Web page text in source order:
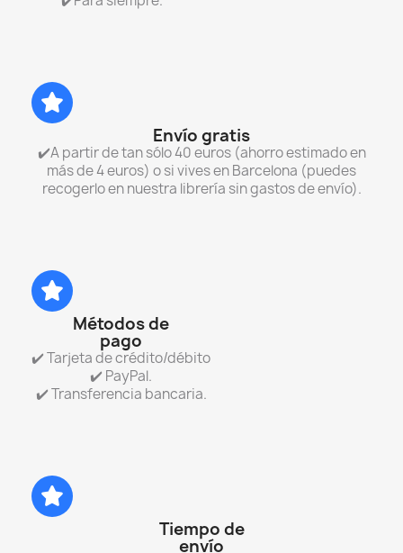
Envío gratis
✔️A partir de tan sólo 40 euros (ahorro estimado en
más de 4 euros) o si vives en Barcelona (puedes
recogerlo en nuestra librería sin gastos de envío).
Métodos de
pago
✔️ Tarjeta de crédito/débito
✔️ PayPal.
✔️ Transferencia bancaria.
Tiempo de
envío